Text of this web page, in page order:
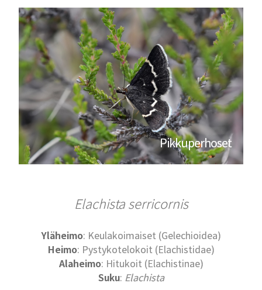
Pikkuperhoset
Elachista serricornis
Yläheimo: Keulakoimaiset (Gelechioidea)
Heimo: Pystykotelokoit (Elachistidae)
Alaheimo: Hitukoit (Elachistinae)
Suku: Elachista